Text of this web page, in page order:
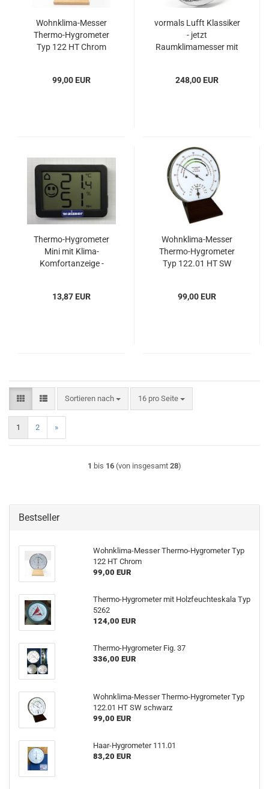
Wohnklima-Messer
Thermo-Hygrometer
Typ 122 HT Chrom
99,00 EUR
vormals Lufft Klassiker
- jetzt
Raumklimamesser mit
248,00 EUR
Thermo-Hygrometer
Mini mit Klima-
Komfortanzeige -
13,87 EUR
Wohnklima-Messer
Thermo-Hygrometer
Typ 122.01 HT SW
99,00 EUR
Sortieren nach
Sortieren nach 16 pro Seite
pro Seite
1 2 »
1 bis 16 (von insgesamt 28)
Bestseller
Wohnklima-Messer Thermo-Hygrometer Typ
122 HT Chrom
99,00 EUR
Thermo-Hygrometer mit Holzfeuchteskala Typ
5262
124,00 EUR
Thermo-Hygrometer Fig. 37
336,00 EUR
Wohnklima-Messer Thermo-Hygrometer Typ
122.01 HT SW schwarz
99,00 EUR
Haar-Hygrometer 111.01
83,20 EUR